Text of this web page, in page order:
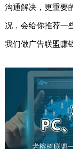
沟通解决，更重要
况，会给你推荐一
我们做广告联盟赚